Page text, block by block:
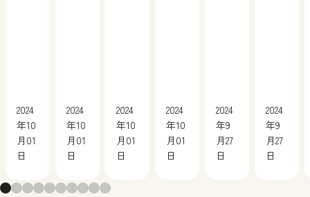
2024
年10
月01
日
2024
年10
月01
日
2024
年10
月01
日
2024
年10
月01
日
2024
年9
月27
日
2024
年9
月27
日